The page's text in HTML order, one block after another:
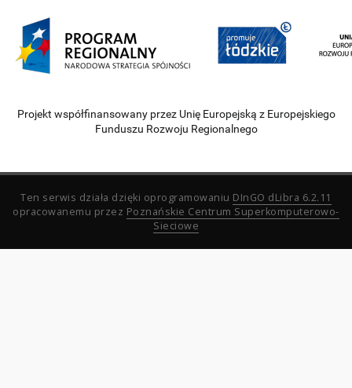
Projekt współfinansowany przez Unię Europejską z Europejskiego
Funduszu Rozwoju Regionalnego
Ten serwis działa dzięki oprogramowaniu DInGO dLibra 6.2.11
opracowanemu przez Poznańskie Centrum Superkomputerowo-
Sieciowe